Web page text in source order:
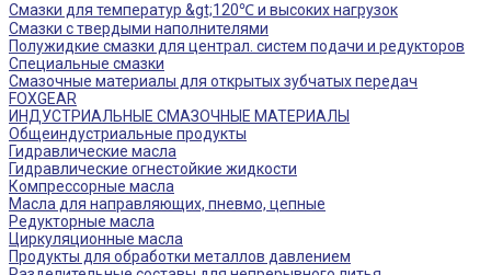
Смазки для температур &gt;120℃ и высоких нагрузок
Смазки с твердыми наполнителями
Полужидкие смазки для централ. систем подачи и редукторов
Специальные смазки
Смазочные материалы для открытых зубчатых передач
FOXGEAR
ИНДУСТРИАЛЬНЫЕ СМАЗОЧНЫЕ МАТЕРИАЛЫ
Общеиндустриальные продукты
Гидравлические масла
Гидравлические огнестойкие жидкости
Компрессорные масла
Масла для направляющих, пневмо, цепные
Редукторные масла
Циркуляционные масла
Продукты для обработки металлов давлением